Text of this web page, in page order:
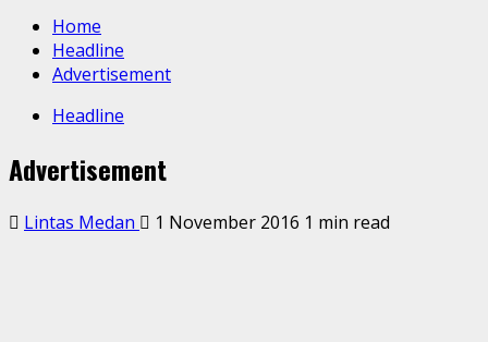
Home
Headline
Advertisement
Headline
Advertisement
Lintas Medan 1 November 2016 1 min read